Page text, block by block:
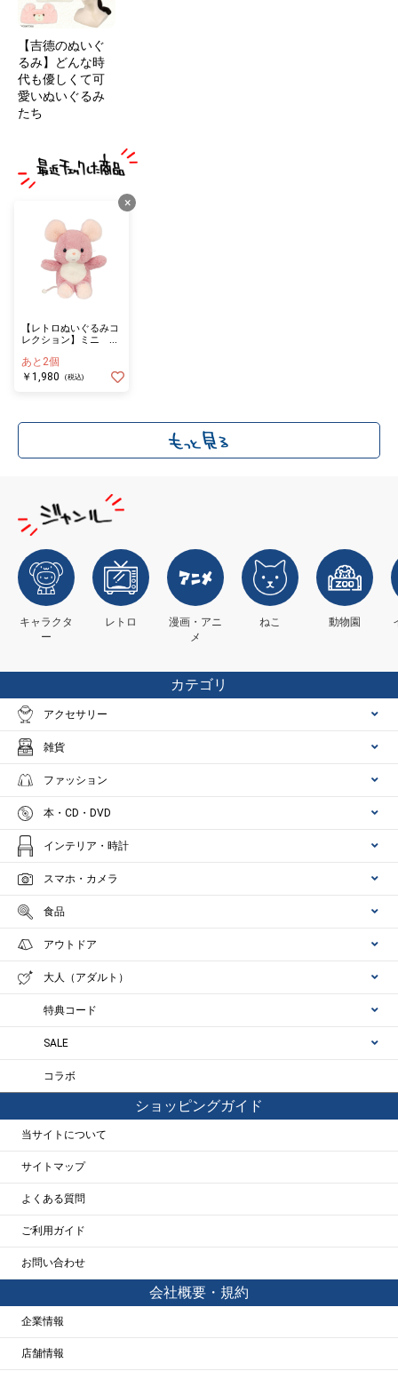
【吉德のぬいぐ
るみ】どんな時
代も優しくて可
愛いぬいぐるみ
たち
×
【レトロぬいぐるみコ
レクション】ミニ Q
あと2個
￥1,980
(税込)
キャラクタ
ー
レトロ
漫画・アニ
メ
ねこ 動物園
カテゴリ
アクセサリー
雑貨
ファッション
本・CD・DVD
インテリア・時計
スマホ・カメラ
食品
アウトドア
大人（アダルト）
特典コード
SALE
コラボ
ショッピングガイド
当サイトについて
サイトマップ
よくある質問
ご利用ガイド
お問い合わせ
会社概要・規約
企業情報
店舗情報